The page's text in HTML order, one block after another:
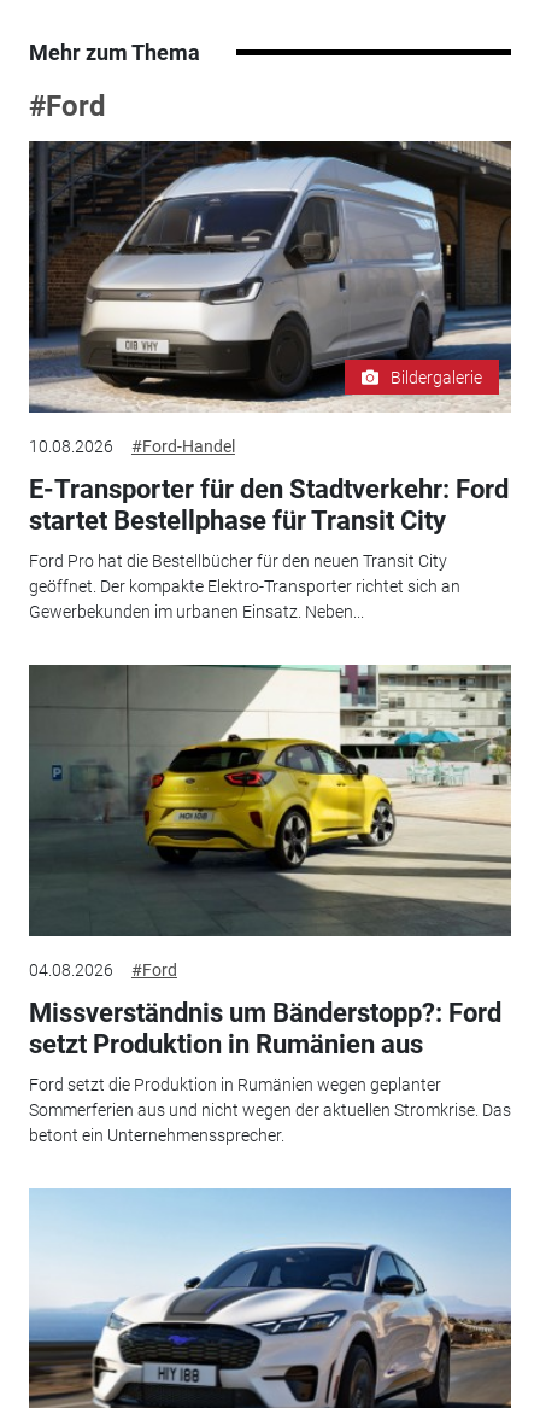
Mehr zum Thema
#Ford
Bildergalerie
10.08.2026 #Ford-Handel
E-Transporter für den Stadtverkehr: Ford
startet Bestellphase für Transit City
Ford Pro hat die Bestellbücher für den neuen Transit City
geöffnet. Der kompakte Elektro-Transporter richtet sich an
Gewerbekunden im urbanen Einsatz. Neben...
04.08.2026 #Ford
Missverständnis um Bänderstopp?: Ford
setzt Produktion in Rumänien aus
Ford setzt die Produktion in Rumänien wegen geplanter
Sommerferien aus und nicht wegen der aktuellen Stromkrise. Das
betont ein Unternehmenssprecher.